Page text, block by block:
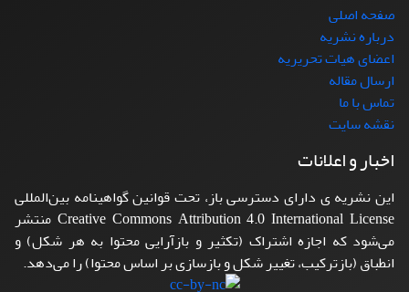
صفحه اصلی
درباره نشریه
اعضای هیات تحریریه
ارسال مقاله
تماس با ما
نقشه سایت
اخبار و اعلانات
این نشریه ی دارای دسترسی باز، تحت قوانین گواهینامه بین‌المللی
Creative Commons Attribution 4.0 International License منتشر
می‌شود که اجازه اشتراک (تکثیر و بازآرایی محتوا به هر شکل) و
انطباق (بازترکیب، تغییر شکل و بازسازی بر اساس محتوا) را می‌دهد.